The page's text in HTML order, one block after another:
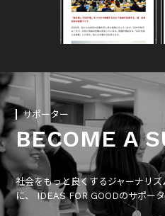
サポーター
BECOME A
社会をもっと良くするジャーナリ
に、 IDEAS FOR GOODのサポー